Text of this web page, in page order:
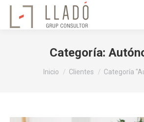
Categoría:
Estás aquí:
Inicio Clientes Categoría